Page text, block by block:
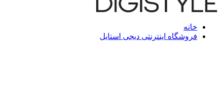
خانه
فروشگاه اینترنتی دیجی استایل